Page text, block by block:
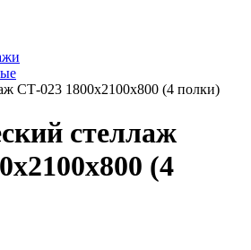
СТ-023 1800x2100x800 (4 полки)
стеллаж
(4